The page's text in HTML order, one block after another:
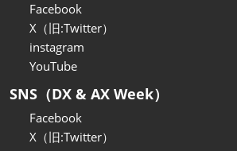
Facebook
X（旧:Twitter）
instagram
YouTube
SNS（DX & AX Week）
Facebook
X（旧:Twitter）